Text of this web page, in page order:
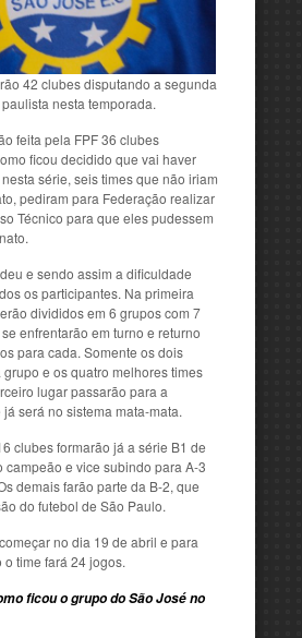
42 clubes disputando a segunda
nesta temporada.
feita pela FPF 36 clubes
ficou decidido que vai haver
série, seis times que não iriam
pediram para Federação realizar
Técnico para que eles pudessem
e sendo assim a dificuldade
os participantes. Na primeira
divididos em 6 grupos com 7
enfrentarão em turno e returno
para cada. Somente os dois
e os quatro melhores times
lugar passarão para a
será no sistema mata-mata.
clubes formarão já a série B1 de
campeão e vice subindo para A-3
demais farão parte da B-2, que
do futebol de São Paulo.
no dia 19 de abril e para
time fará 24 jogos.
ficou o grupo do São José no